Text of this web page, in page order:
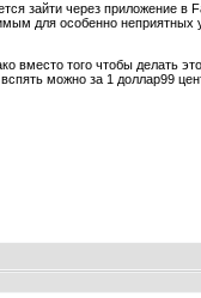
зайти через приложение в
для особенно неприятных
вместо того чтобы делать
можно за 1 доллар99